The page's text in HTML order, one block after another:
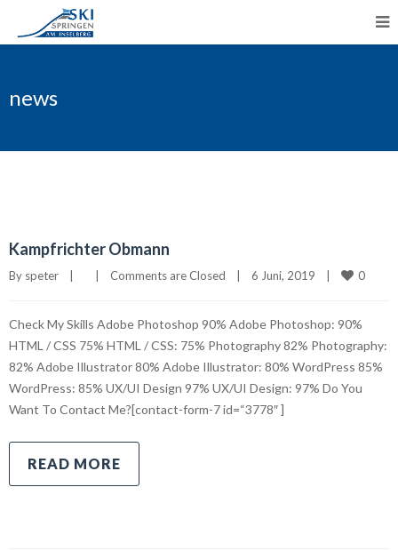
news
Kampfrichter Obmann
By speter Comments are Closed 6 Juni, 2019 0
Check My Skills Adobe Photoshop 90% Adobe Photoshop: 90%
HTML / CSS 75% HTML / CSS: 75% Photography 82% Photography:
82% Adobe Illustrator 80% Adobe Illustrator: 80% WordPress 85%
WordPress: 85% UX/UI Design 97% UX/UI Design: 97% Do You
Want To Contact Me?[contact-form-7 id=“3778″ ]
READ MORE